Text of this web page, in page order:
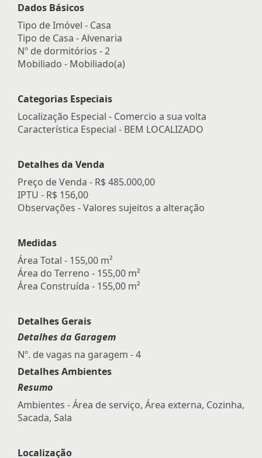
Dados Básicos
Tipo de Imóvel - Casa
Tipo de Casa - Alvenaria
Nº de dormitórios - 2
Mobiliado - Mobiliado(a)
Categorias Especiais
Localização Especial - Comercio a sua volta
Característica Especial - BEM LOCALIZADO
Detalhes da Venda
Preço de Venda - R$ 485.000,00
IPTU - R$ 156,00
Observações - Valores sujeitos a alteração
Medidas
Área Total - 155,00 m²
Área do Terreno - 155,00 m²
Área Construída - 155,00 m²
Detalhes Gerais
Detalhes da Garagem
Nº. de vagas na garagem - 4
Detalhes Ambientes
Resumo
Ambientes - Área de serviço, Área externa, Cozinha,
Sacada, Sala
Localização